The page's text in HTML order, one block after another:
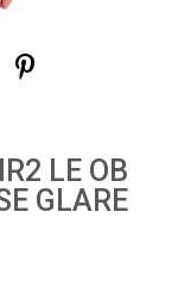
LE OB
GLARE